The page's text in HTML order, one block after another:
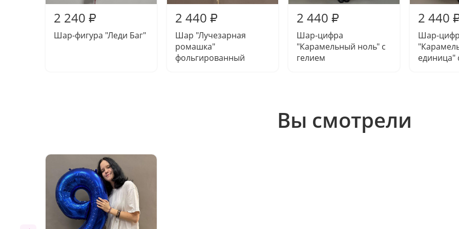
2 240 ₽
Шар-фигура "Леди Баг"
2 440 ₽
Шар "Лучезарная
ромашка"
фольгированный
2 440 ₽
Шар-цифра
"Карамельный ноль" с
гелием
2 440
Шар-
единица"
Вы смотрели